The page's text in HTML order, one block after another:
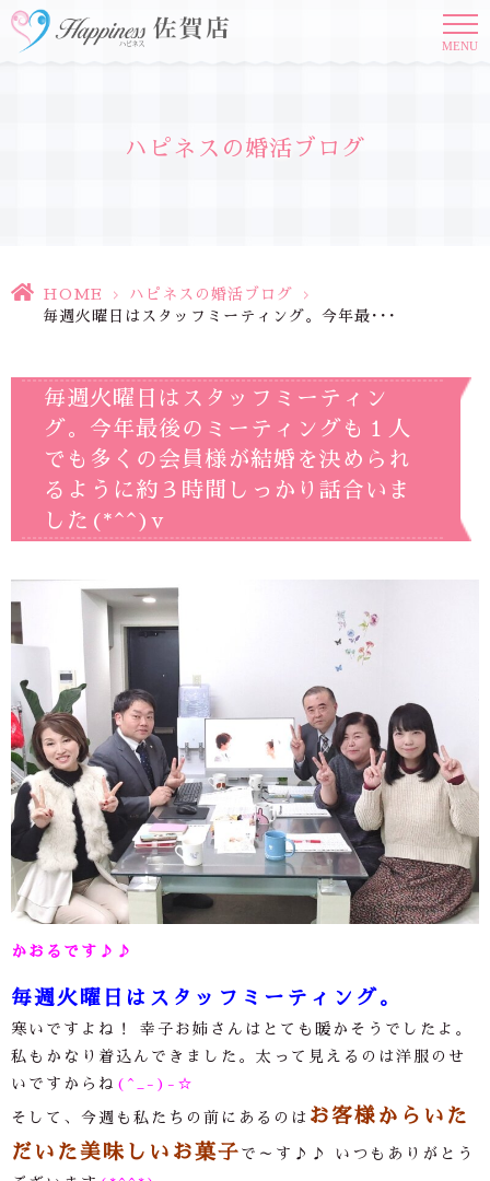
MENU
ハピネスの婚活ブログ
HOME > ハピネスの婚活ブログ
>
毎週火曜日はスタッフミーティング。今年最･･･
毎週火曜日はスタッフミーティン
グ。今年最後のミーティングも１人
でも多くの会員様が結婚を決められ
るように約３時間しっかり話合いま
した(*^^)v
かおるです♪♪
毎週火曜日はスタッフミーティング。
寒いですよね！ 幸子お姉さんはとても暖かそうでしたよ。
私もかなり着込んできました。太って見えるのは洋服のせ
いですからね (^_-)-☆
そして、今週も私たちの前にあるのは お客様からいた
だいた美味しいお菓子 で～す ♪♪ いつもありがとう